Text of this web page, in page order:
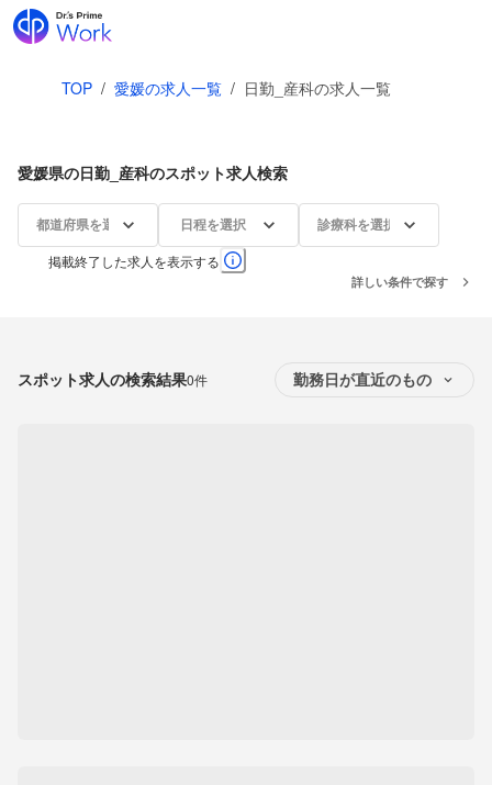
TOP / 愛媛の求人一覧 / 日勤_産科の求人一覧
愛媛県の日勤_産科のスポット求人検索
都道府県を選択 日程を選択 診療科を選択
掲載終了した求人を表示する
詳しい条件で探す
スポット求人の検索結果0件 勤務日が直近のもの